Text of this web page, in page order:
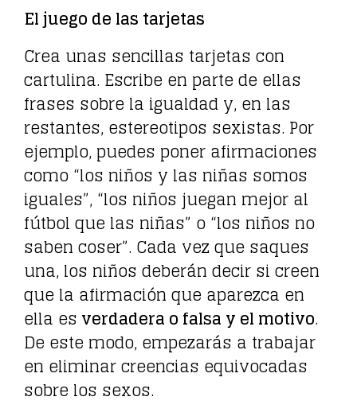
El juego de las tarjetas
Crea unas sencillas tarjetas con
cartulina. Escribe en parte de ellas
frases sobre la igualdad y, en las
restantes, estereotipos sexistas. Por
ejemplo, puedes poner afirmaciones
como “los niños y las niñas somos
iguales”, “los niños juegan mejor al
fútbol que las niñas” o “los niños no
saben coser”. Cada vez que saques
una, los niños deberán decir si creen
que la afirmación que aparezca en
ella esverdadera o falsa y el motivo.
De este modo, empezarás a trabajar
en eliminar creencias equivocadas
sobre los sexos.